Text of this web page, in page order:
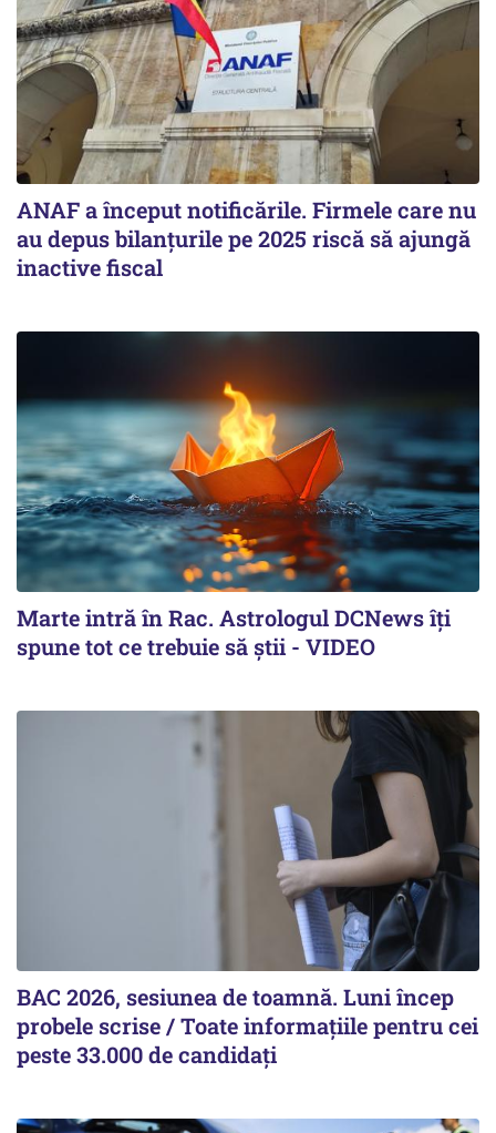
ANAF a început notificările. Firmele care nu
au depus bilanțurile pe 2025 riscă să ajungă
inactive fiscal
Marte intră în Rac. Astrologul DCNews îți
spune tot ce trebuie să știi - VIDEO
BAC 2026, sesiunea de toamnă. Luni încep
probele scrise / Toate informațiile pentru cei
peste 33.000 de candidați